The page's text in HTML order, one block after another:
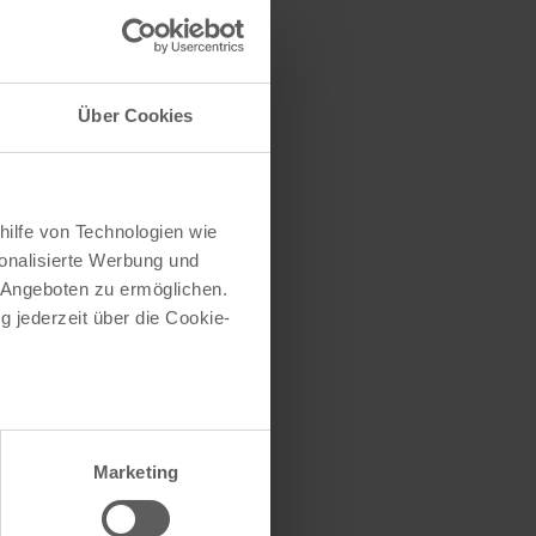
Über Cookies
von Technologien wie
Werbung und
zu ermöglichen.
jederzeit über die Cookie-
sein können
Präferenzen imAbschnitt
Marketing
herausfinden
(oder einen Teil